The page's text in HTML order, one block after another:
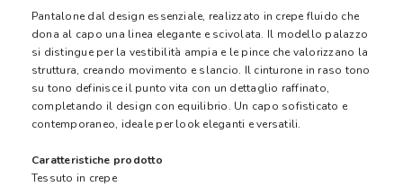
Pantalone dal design essenziale, realizzato in crepe fluido che
dona al capo una linea elegante e scivolata. Il modello palazzo
si distingue per la vestibilità ampia e le pince che valorizzano la
struttura, creando movimento e slancio. Il cinturone in raso tono
su tono definisce il punto vita con un dettaglio raffinato,
completando il design con equilibrio. Un capo sofisticato e
contemporaneo, ideale per look eleganti e versatili.
Caratteristiche prodotto
Tessuto in crepe